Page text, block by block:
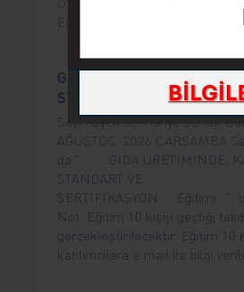
Eğitim herkes için ücretsizdir.
GIDA ÜRETİMİNDE: KALİTE,
STANDART VE
Sayın Üyemiz, Konya Sanayi
AĞUSTOS 2026 ÇARŞAMBA
da " GIDA ÜRETİMİNDE;
STANDART VE
SERTİFİKASYON Eğitimi "
Not: Eğitim 10 kişiyi geçtiği
gerçekleştirilecektir. Eğitim 10
katılımcılara e mail ile bilgi